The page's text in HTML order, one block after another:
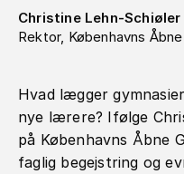
Christine Lehn-Schiøler
Rektor, Københavns
Hvad lægger
nye lærere? Ifølge
på Københavns Åbne
faglig begejstring og